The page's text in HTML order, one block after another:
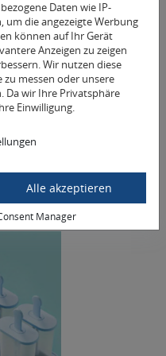
Daten wie IP-
die angezeigte Werbung
können auf Ihr Gerät
Anzeigen zu zeigen
Wir nutzen diese
zu messen oder unsere
Da wir Ihre Privatsphäre
Einwilligung.
Alle akzeptieren
Manager
*